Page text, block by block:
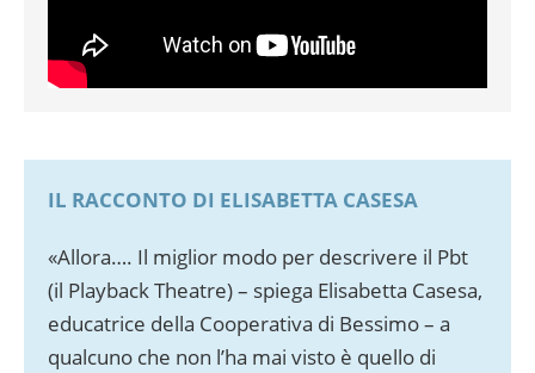
IL RACCONTO DI ELISABETTA CASESA
«Allora…. Il miglior modo per descrivere il Pbt
(il Playback Theatre) – spiega Elisabetta Casesa,
educatrice della Cooperativa di Bessimo – a
qualcuno che non l’ha mai visto è quello di